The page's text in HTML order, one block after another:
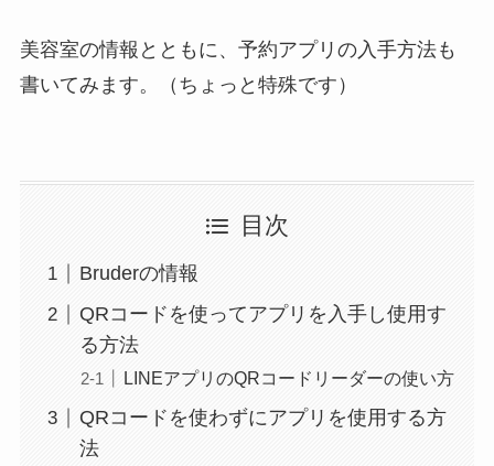
美容室の情報とともに、予約アプリの入手方法も
書いてみます。（ちょっと特殊です）
目次
Bruderの情報
QRコードを使ってアプリを入手し使用す
る方法
LINEアプリのQRコードリーダーの使い方
QRコードを使わずにアプリを使用する方
法